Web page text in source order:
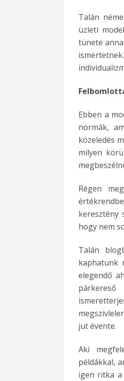
Talán
üzleti
tünete
Ebben a
normák,
közeledés
milyen
Régen
keresztény
hogy nem
Talán
kaphatunk
elegendő
jut évente.
Aki
példákkal,
igen ritka a